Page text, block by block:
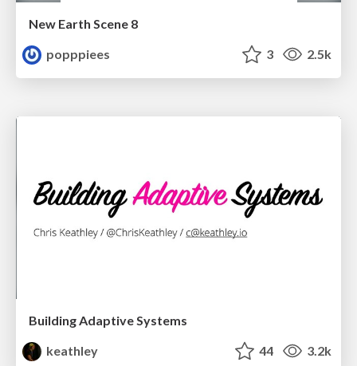
New Earth Scene 8
popppiees
3 2.5k
Building Adaptive Systems
keathley
44 3.2k